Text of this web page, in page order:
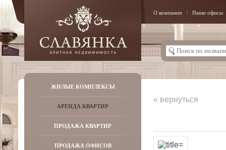
О компании Наши офисы
ЖИЛЫЕ КОМПЛЕКСЫ
АРЕНДА КВАРТИР
ПРОДАЖА КВАРТИР
ПРОДАЖА ОФИСОВ
« вернуться